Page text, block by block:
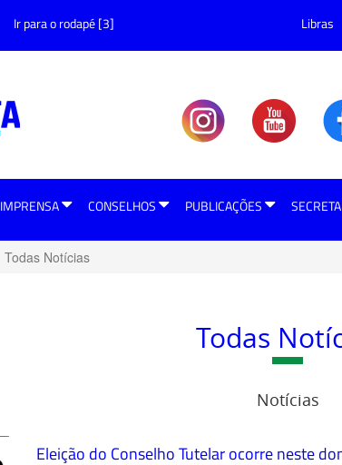
Ir para o rodapé [3] Libras
IMPRENSA CONSELHOS PUBLICAÇÕES
Todas Notícias
Todas
Notícias
Eleição do Conselho Tutelar ocorre neste